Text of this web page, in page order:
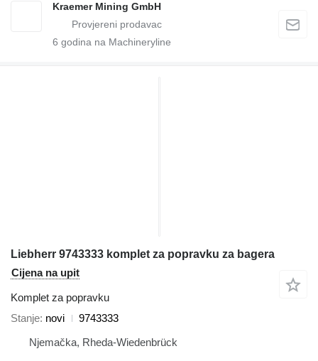
Kraemer Mining GmbH
6 godina na Machineryline
Liebherr 9743333 komplet za popravku za bagera
Cijena na upit
Komplet za popravku
Stanje novi
9743333
Njemačka, Rheda-Wiedenbrück